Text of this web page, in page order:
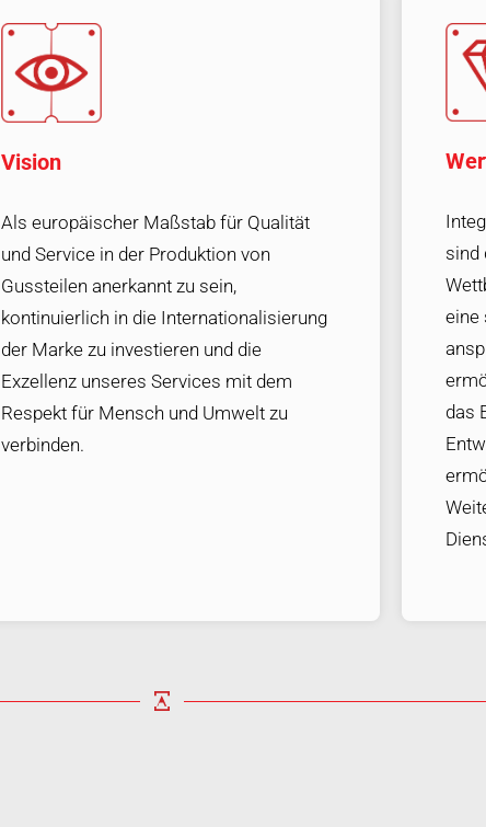
Vision
Als europäischer Maßstab für Qualität
und Service in der Produktion von
Gussteilen anerkannt zu sein,
kontinuierlich in die Internationalisierung
der Marke zu investieren und die
Exzellenz unseres Services mit dem
Respekt für Mensch und Umwelt zu
verbinden.
sind
eine
das